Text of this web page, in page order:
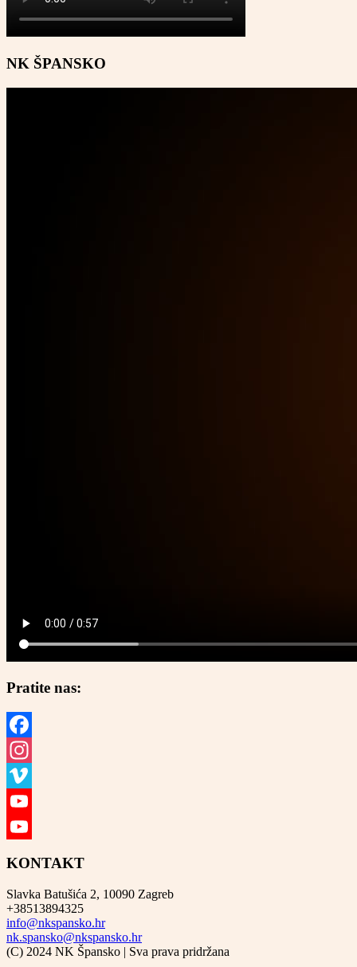
NK ŠPANSKO
Pratite nas:
Facebook
Instagram
Vimeo
YouTube
KONTAKT
Slavka Batušića 2, 10090 Zagreb
+38513894325
info@nkspansko.hr
nk.spansko@nkspansko.hr
(C) 2024 NK Špansko | Sva prava pridržana